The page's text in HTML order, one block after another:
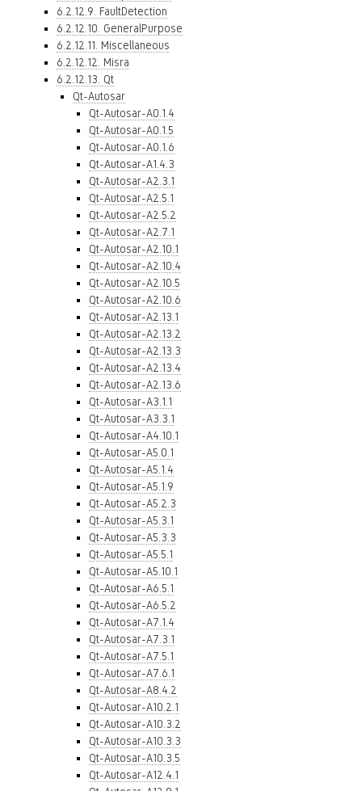
6.2.12.9. FaultDetection
6.2.12.10. GeneralPurpose
6.2.12.11. Miscellaneous
6.2.12.12. Misra
6.2.12.13. Qt
Qt-Autosar
Qt-Autosar-A0.1.4
Qt-Autosar-A0.1.5
Qt-Autosar-A0.1.6
Qt-Autosar-A1.4.3
Qt-Autosar-A2.3.1
Qt-Autosar-A2.5.1
Qt-Autosar-A2.5.2
Qt-Autosar-A2.7.1
Qt-Autosar-A2.10.1
Qt-Autosar-A2.10.4
Qt-Autosar-A2.10.5
Qt-Autosar-A2.10.6
Qt-Autosar-A2.13.1
Qt-Autosar-A2.13.2
Qt-Autosar-A2.13.3
Qt-Autosar-A2.13.4
Qt-Autosar-A2.13.6
Qt-Autosar-A3.1.1
Qt-Autosar-A3.3.1
Qt-Autosar-A4.10.1
Qt-Autosar-A5.0.1
Qt-Autosar-A5.1.4
Qt-Autosar-A5.1.9
Qt-Autosar-A5.2.3
Qt-Autosar-A5.3.1
Qt-Autosar-A5.3.3
Qt-Autosar-A5.5.1
Qt-Autosar-A5.10.1
Qt-Autosar-A6.5.1
Qt-Autosar-A6.5.2
Qt-Autosar-A7.1.4
Qt-Autosar-A7.3.1
Qt-Autosar-A7.5.1
Qt-Autosar-A7.6.1
Qt-Autosar-A8.4.2
Qt-Autosar-A10.2.1
Qt-Autosar-A10.3.2
Qt-Autosar-A10.3.3
Qt-Autosar-A10.3.5
Qt-Autosar-A12.4.1